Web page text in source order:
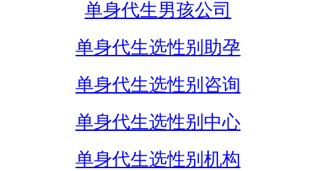
单身代生男孩公司
单身代生选性别助孕
单身代生选性别咨询
单身代生选性别中心
单身代生选性别机构